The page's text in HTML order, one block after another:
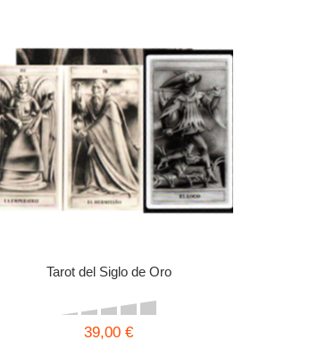
Tarot del Siglo de Oro
39,00 €